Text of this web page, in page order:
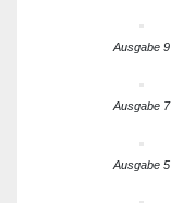
Ausgabe 9
Ausgabe 7
Ausgabe 5